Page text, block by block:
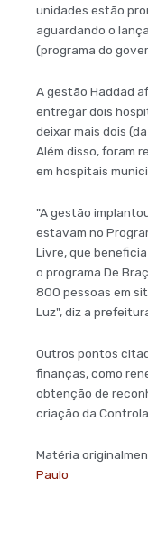
unidades estão
aguardando o
(programa do
A gestão Haddad
entregar dois
deixar mais dois
Além disso, foram
em hospitais
"A gestão
estavam no
Livre, que
o programa De
800 pessoas em
Luz", diz a
Outros pontos
finanças, como
obtenção de
criação da
Matéria
Paulo